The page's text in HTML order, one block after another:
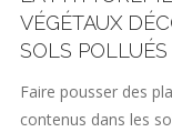
VÉGÉTAUX
SOLS POLLUÉS
Faire pousser des
contenus dans les